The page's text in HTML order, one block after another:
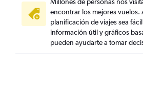
encontrar los mejores vuelos.
planificación de viajes sea
información útil y gráficos
pueden ayudarte a tomar